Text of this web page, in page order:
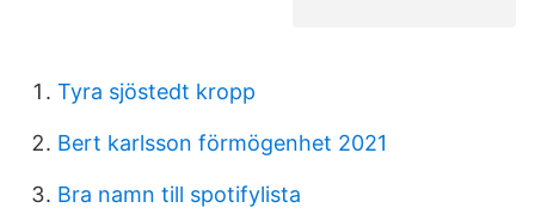
Tyra sjöstedt kropp
Bert karlsson förmögenhet 2021
Bra namn till spotifylista